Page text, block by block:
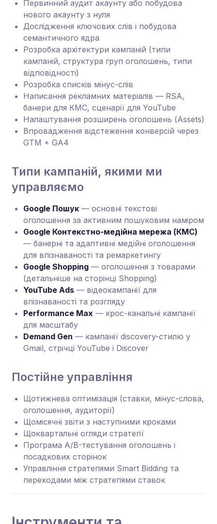
Первинний аудит акаунту або побудова
нового акаунту з нуля
Дослідження ключових слів і побудова
семантичного ядра
Розробка архітектури кампаній (типи
кампаній, структура груп оголошень, типи
відповідності)
Розробка списків мінус-слів
Написання рекламних матеріалів — RSA,
банери для КМС, сценарії для YouTube
Налаштування розширень оголошень (Assets)
Впровадження відстеження конверсій через
GTM + GA4
Типи кампаній, якими ми
управляємо
Google Пошук — основні текстові
оголошення за активним пошуковим наміром
Google Контекстно-медійна мережа (КМС)
— банерні та адаптивні медійні оголошення
для впізнаваності та ремаркетингу
Google Shopping — оголошення з товарами
(детальніше на сторінці Shopping)
YouTube Ads — відеокампанії для
впізнаваності та розгляду
Performance Max — крос-канальні кампанії
для масштабу
Demand Gen — кампанії discovery-стилю у
Gmail, стрічці YouTube і Discover
Постійне управління
Щотижнева оптимізація (ставки, мінус-слова,
оголошення, аудиторії)
Щомісячні звіти з наступними кроками
Щоквартальні огляди стратегії
Програма A/B-тестування оголошень і
посадкових сторінок
Управління стратегіями Smart Bidding та
переходами між стратегіями ставок